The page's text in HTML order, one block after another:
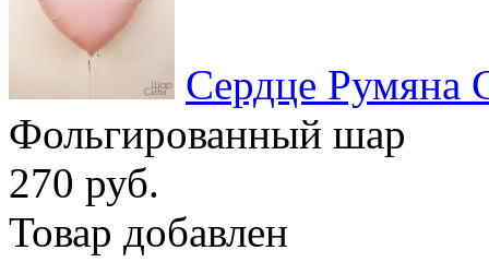
Сердце Румяна
Фольгированный шар
270 руб.
Товар добавлен